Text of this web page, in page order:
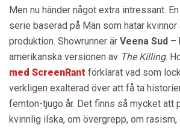
Men nu händer något extra intressant.
serie baserad på Män som hatar kvinnor
produktion. Showrunner är Veena Sud –
amerikanska versionen av The Killing.
med ScreenRant förklarat vad som
verkligen exalterad över att få ta
femton-tjugo år. Det finns så mycket att
kvinnlig ilska, om övergrepp, om